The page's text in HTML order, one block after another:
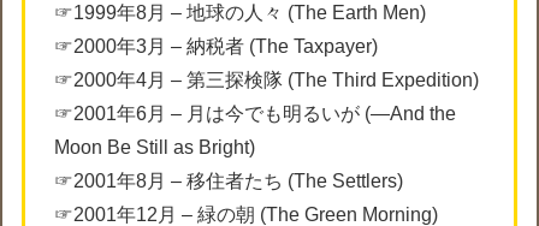
☞1999年8月 – 地球の人々 (The Earth Men)
☞2000年3月 – 納税者 (The Taxpayer)
☞2000年4月 – 第三探検隊 (The Third Expedition)
☞2001年6月 – 月は今でも明るいが (—And the
Moon Be Still as Bright)
☞2001年8月 – 移住者たち (The Settlers)
☞2001年12月 – 緑の朝 (The Green Morning)